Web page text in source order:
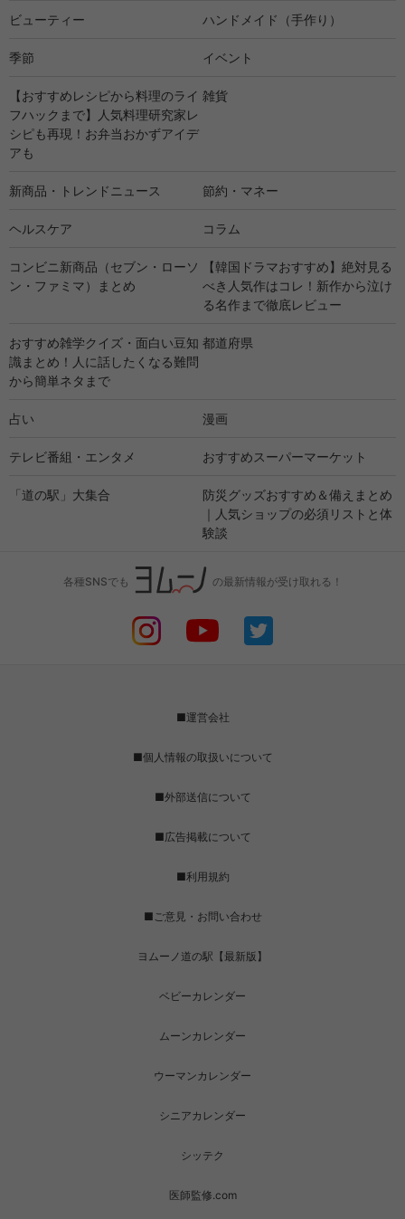
ビューティー ハンドメイド（手作り）
季節 イベント
【おすすめレシピから料理のライ
フハックまで】人気料理研究家レ
シピも再現！お弁当おかずアイデ
アも
雑貨
新商品・トレンドニュース 節約・マネー
ヘルスケア コラム
コンビニ新商品（セブン・ローソ
ン・ファミマ）まとめ
【韓国ドラマおすすめ】絶対見る
べき人気作はコレ！新作から泣け
る名作まで徹底レビュー
おすすめ雑学クイズ・面白い豆知
識まとめ！人に話したくなる難問
から簡単ネタまで
都道府県
占い 漫画
テレビ番組・エンタメ おすすめスーパーマーケット
「道の駅」大集合
防災グッズおすすめ＆備えまとめ
｜人気ショップの必須リストと体
験談
各種SNSでも の最新情報が受け取れる！
■運営会社
■個人情報の取扱いについて
■外部送信について
■広告掲載について
■利用規約
■ご意見・お問い合わせ
ヨムーノ道の駅【最新版】
ベビーカレンダー
ムーンカレンダー
ウーマンカレンダー
シニアカレンダー
シッテク
医師監修.com